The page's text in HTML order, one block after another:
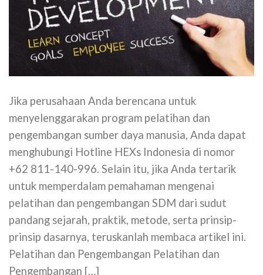
Jika perusahaan Anda berencana untuk
menyelenggarakan program pelatihan dan
pengembangan sumber daya manusia, Anda dapat
menghubungi Hotline HEXs Indonesia di nomor
+62 811-140-996. Selain itu, jika Anda tertarik
untuk memperdalam pemahaman mengenai
pelatihan dan pengembangan SDM dari sudut
pandang sejarah, praktik, metode, serta prinsip-
prinsip dasarnya, teruskanlah membaca artikel ini.
Pelatihan dan Pengembangan Pelatihan dan
Pengembangan […]